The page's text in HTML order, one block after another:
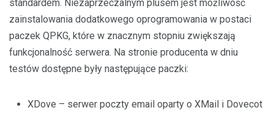
standardem. Niezaprzeczalnym plusem jest możliwość
zainstalowania dodatkowego oprogramowania w postaci
paczek QPKG, które w znacznym stopniu zwiększają
funkcjonalność serwera. Na stronie producenta w dniu
testów dostępne były następujące paczki:
XDove – serwer poczty email oparty o XMail i Dovecot